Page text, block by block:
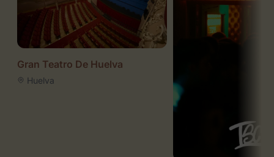
Gran Teatro De Huelva
Huelva